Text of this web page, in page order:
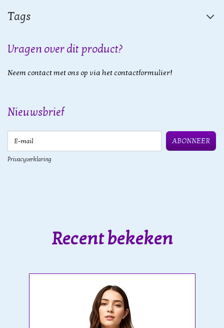
Tags
Vragen over dit product?
Neem contact met ons op via het contactformulier!
Nieuwsbrief
ABONNEER
Privacyverklaring
Recent bekeken